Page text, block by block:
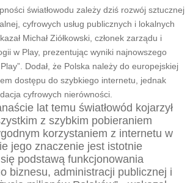
światłowodu zależy dziś rozwój sztucznej
cyfrowych usług publicznych i lokalnych
Michał Ziółkowski, członek zarządu i
w Play, prezentując wyniki najnowszego
Dodał, że Polska należy do europejskiej
dostępu do szybkiego internetu, jednak
cyfrowych nierówności.
lat temu światłowód kojarzył
z szybkim pobieraniem
korzystaniem z internetu w
jego znaczenie jest istotnie
podstawą funkcjonowania
biznesu, administracji publicznej i